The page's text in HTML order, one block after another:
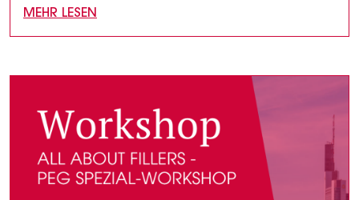
MEHR LESEN